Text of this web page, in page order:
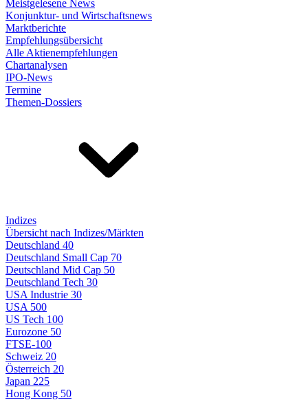
Meistgelesene News
Konjunktur- und Wirtschaftsnews
Marktberichte
Empfehlungsübersicht
Alle Aktienempfehlungen
Chartanalysen
IPO-News
Termine
Themen-Dossiers
Indizes
Übersicht nach Indizes/Märkten
Deutschland 40
Deutschland Small Cap 70
Deutschland Mid Cap 50
Deutschland Tech 30
USA Industrie 30
USA 500
US Tech 100
Eurozone 50
FTSE-100
Schweiz 20
Österreich 20
Japan 225
Hong Kong 50